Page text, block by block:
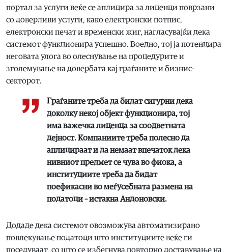
портал за услуги веќе се аплицира за лиценци поврзани
со доверливи услуги, како електронски потпис,
електронски печат и временски жиг, нагласувајќи дека
системот функционира успешно. Воедно, тој ја потенцира
неговата улога во олеснување на процедурите и
зголемување на довербата кај граѓаните и бизнис-
секторот.
Граѓаните треба да бидат сигурни дека
доколку некој објект функционира, тој
има важечка лиценца за соодветната
дејност. Компаниите треба полесно да
аплицираат и да немаат впечаток дека
нивниот предмет се чува во фиока, а
институциите треба да бидат
поефикасни во меѓусебната размена на
податоци – истакна Андоновски.
Додаде дека системот овозможува автоматизирано
повлекување податоци што институциите веќе ги
поседуваат, со што се избегнува повторно доставување на